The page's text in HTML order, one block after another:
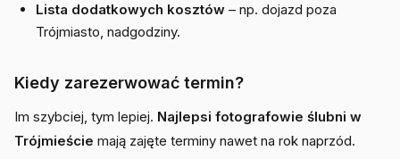
Lista dodatkowych kosztów – np. dojazd poza
Trójmiasto, nadgodziny.
Kiedy zarezerwować termin?
Im szybciej, tym lepiej. Najlepsi fotografowie ślubni w
Trójmieście mają zajęte terminy nawet na rok naprzód.